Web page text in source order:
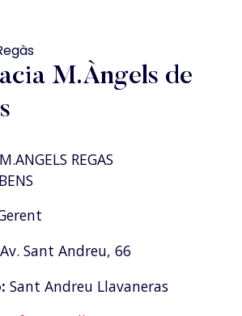
M.Àngels de
M.ANGELS REGAS
Av. Sant Andreu, 66
Sant Andreu Llavaneras